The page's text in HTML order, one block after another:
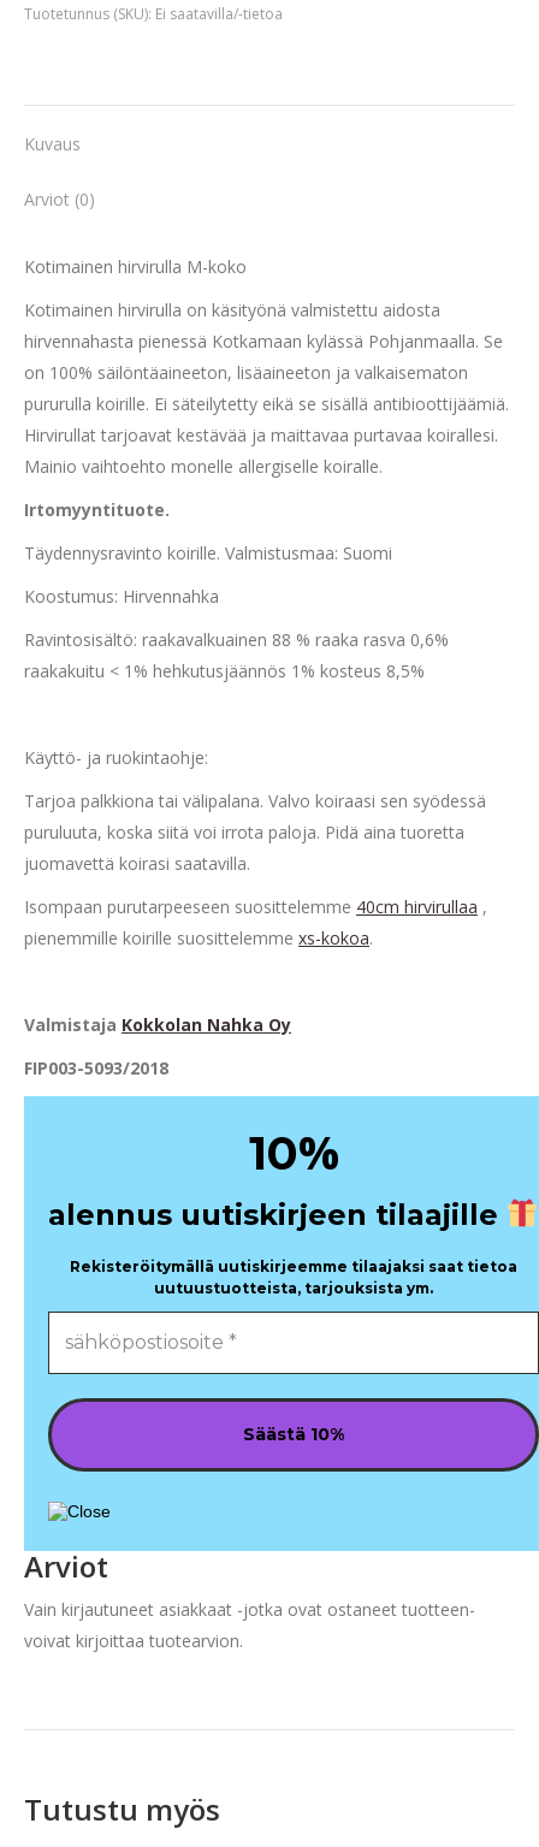
määrä
Tuotetunnus (SKU): Ei saatavilla/-tietoa
Kuvaus
Arviot (0)
Kotimainen hirvirulla M-koko
Kotimainen hirvirulla on käsityönä valmistettu aidosta
hirvennahasta pienessä Kotkamaan kylässä Pohjanmaalla. Se
on 100% säilöntäaineeton, lisäaineeton ja valkaisematon
pururulla koirille. Ei säteilytetty eikä se sisällä antibioottijäämiä.
Hirvirullat tarjoavat kestävää ja maittavaa purtavaa koirallesi.
Mainio vaihtoehto monelle allergiselle koiralle.
Irtomyyntituote.
Täydennysravinto koirille. Valmistusmaa: Suomi
Koostumus: Hirvennahka
Ravintosisältö: raakavalkuainen 88 % raaka rasva 0,6%
raakakuitu < 1% hehkutusjäännös 1% kosteus 8,5%
Käyttö- ja ruokintaohje:
Tarjoa palkkiona tai välipalana. Valvo koiraasi sen syödessä
puruluuta, koska siitä voi irrota paloja. Pidä aina tuoretta
juomavettä koirasi saatavilla.
Isompaan purutarpeeseen suosittelemme 40cm hirvirullaa ,
pienemmille koirille suosittelemme xs-kokoa.
Valmistaja Kokkolan Nahka Oy
FIP003-5093/2018
10%
alennus uutiskirjeen tilaajille
Rekisteröitymällä uutiskirjeemme tilaajaksi saat tietoa
uutuustuotteista, tarjouksista ym.
Arviot
Vain kirjautuneet asiakkaat -jotka ovat ostaneet tuotteen-
voivat kirjoittaa tuotearvion.
Tutustu myös